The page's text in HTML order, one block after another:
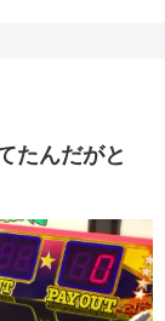
たんだがと